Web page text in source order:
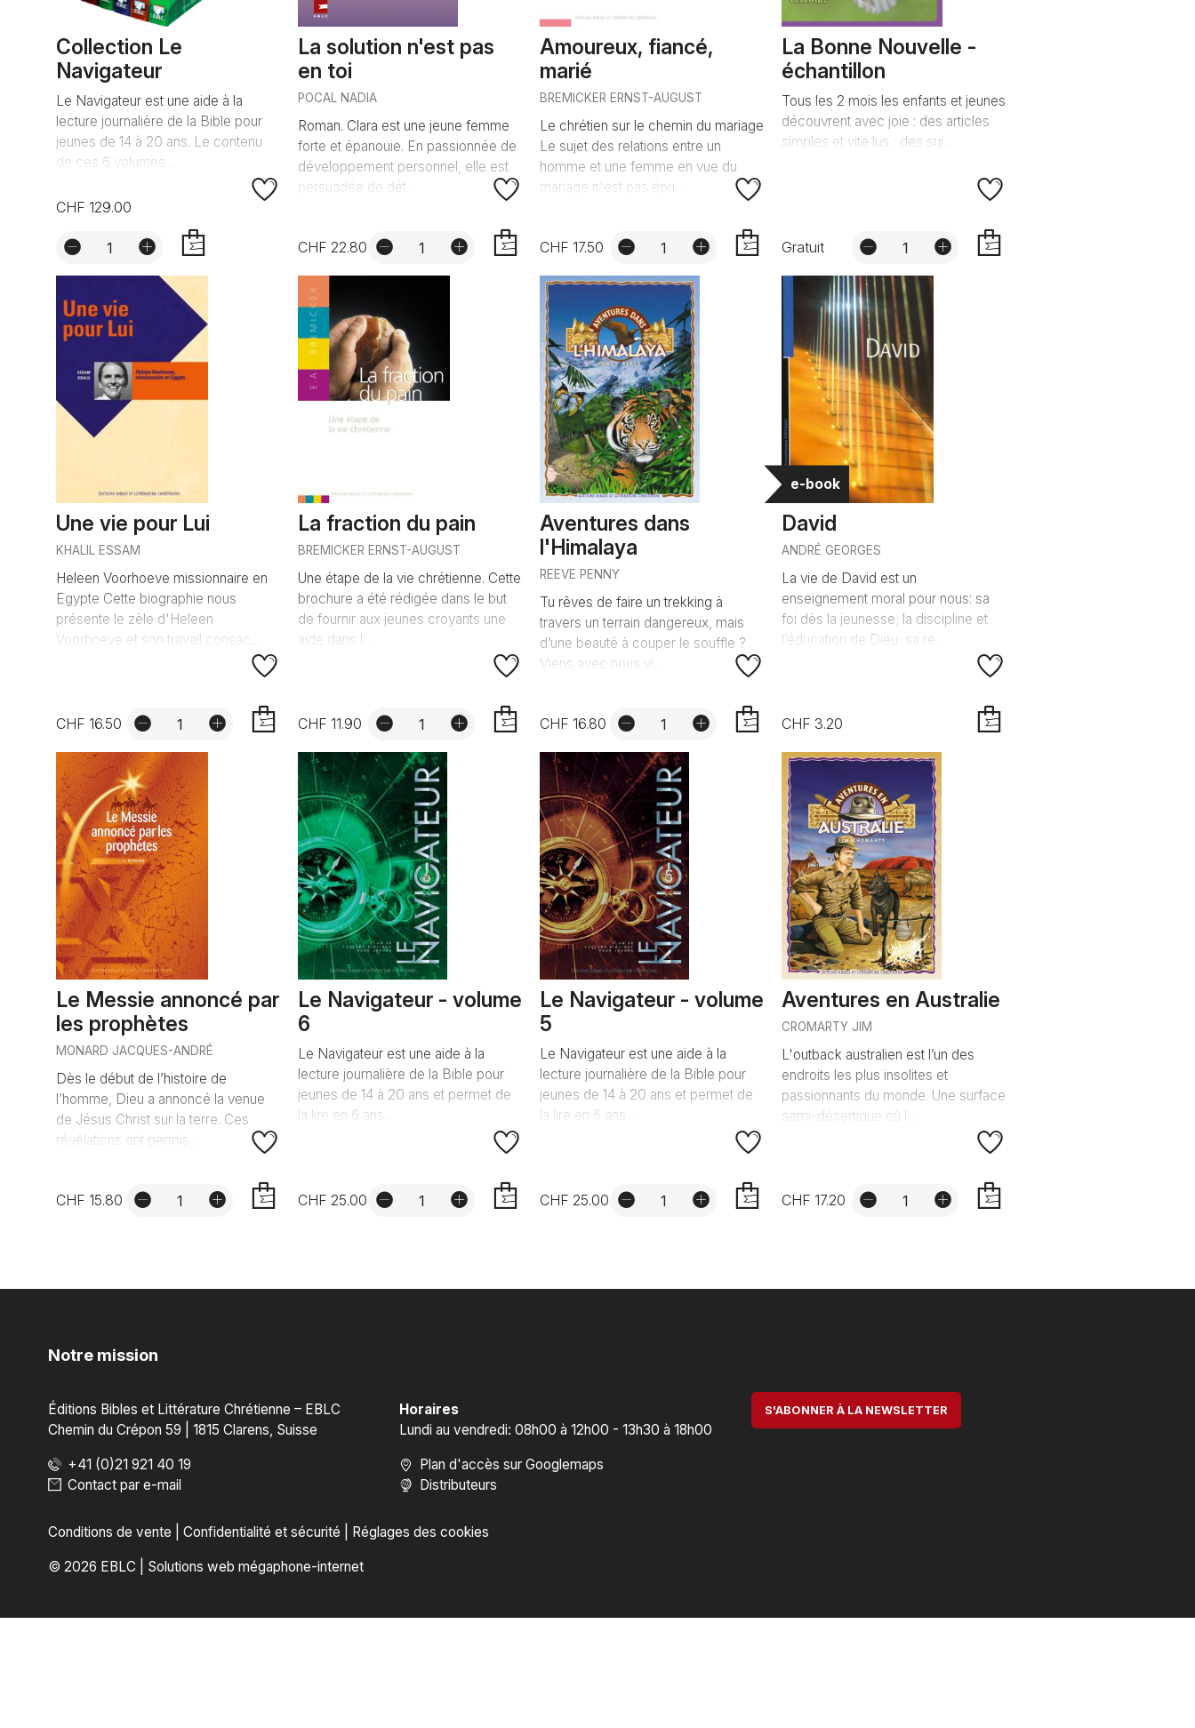
Collection Le
Navigateur
Le Navigateur est une aide à la
lecture journalière de la Bible pour
jeunes de 14 à 20 ans. Le contenu
de ces 6 volumes ...
CHF 129.00
La solution n'est pas
en toi
POCAL NADIA
Roman. Clara est une jeune femme
forte et épanouie. En passionnée de
développement personnel, elle est
persuadée de dét...
CHF 22.80
Amoureux, fiancé,
marié
BREMICKER ERNST-AUGUST
Le chrétien sur le chemin du mariage
Le sujet des relations entre un
homme et une femme en vue du
mariage n'est pas épu...
CHF 17.50
La Bonne Nouvelle -
échantillon
Tous les 2 mois les enfants et jeunes
découvrent avec joie : des articles
simples et vite lus ; des suj...
Gratuit
Une vie pour Lui
KHALIL ESSAM
Heleen Voorhoeve missionnaire en
Egypte Cette biographie nous
présente le zèle d'Heleen
Voorhoeve et son travail consac...
CHF 16.50
La fraction du pain
BREMICKER ERNST-AUGUST
Une étape de la vie chrétienne. Cette
brochure a été rédigée dans le but
de fournir aux jeunes croyants une
aide dans l...
CHF 11.90
Aventures dans
l'Himalaya
REEVE PENNY
Tu rêves de faire un trekking à
travers un terrain dangereux, mais
d’une beauté à couper le souffle ?
Viens avec nous vi...
CHF 16.80
e-book
David
ANDRÉ GEORGES
La vie de David est un
enseignement moral pour nous: sa
foi dès la jeunesse; la discipline et
l’éducation de Dieu; sa re...
CHF 3.20
Le Messie annoncé par
les prophètes
MONARD JACQUES-ANDRÉ
Dès le début de l’histoire de
l’homme, Dieu a annoncé la venue
de Jésus Christ sur la terre. Ces
révélations ont permis ...
CHF 15.80
Le Navigateur - volume
6
Le Navigateur est une aide à la
lecture journalière de la Bible pour
jeunes de 14 à 20 ans et permet de
la lire en 6 ans...
CHF 25.00
Le Navigateur - volume
5
Le Navigateur est une aide à la
lecture journalière de la Bible pour
jeunes de 14 à 20 ans et permet de
la lire en 6 ans...
CHF 25.00
Aventures en Australie
CROMARTY JIM
L'outback australien est l’un des
endroits les plus insolites et
passionnants du monde. Une surface
semi-désertique où l...
CHF 17.20
Notre mission
Éditions Bibles et Littérature Chrétienne – EBLC
Chemin du Crépon 59 | 1815 Clarens, Suisse
+41 (0)21 921 40 19
Contact par e-mail
Horaires
Lundi au vendredi: 08h00 à 12h00 - 13h30 à 18h00
Plan d'accès sur Googlemaps
Distributeurs
S'ABONNER À LA NEWSLETTER
Conditions de vente Confidentialité et sécurité Réglages des cookies
© 2026 EBLC Solutions web mégaphone-internet